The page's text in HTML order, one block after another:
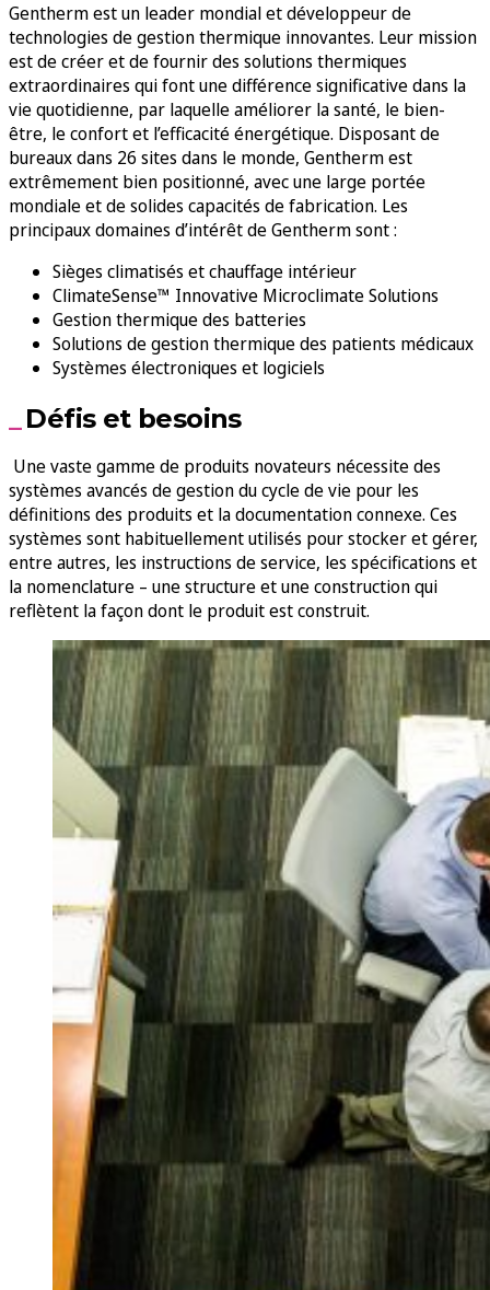
Gentherm est un leader mondial et développeur de
technologies de gestion thermique innovantes. Leur mission
est de créer et de fournir des solutions thermiques
extraordinaires qui font une différence significative dans la
vie quotidienne, par laquelle améliorer la santé, le bien-
être, le confort et l’efficacité énergétique. Disposant de
bureaux dans 26 sites dans le monde, Gentherm est
extrêmement bien positionné, avec une large portée
mondiale et de solides capacités de fabrication. Les
principaux domaines d’intérêt de Gentherm sont :
Sièges climatisés et chauffage intérieur
ClimateSense™ Innovative Microclimate Solutions
Gestion thermique des batteries
Solutions de gestion thermique des patients médicaux
Systèmes électroniques et logiciels
Défis et besoins
Une vaste gamme de produits novateurs nécessite des
systèmes avancés de gestion du cycle de vie pour les
définitions des produits et la documentation connexe. Ces
systèmes sont habituellement utilisés pour stocker et gérer,
entre autres, les instructions de service, les spécifications et
la nomenclature – une structure et une construction qui
reflètent la façon dont le produit est construit.